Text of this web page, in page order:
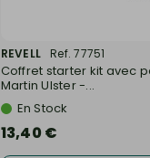
REVELL Ref. 77751
Coffret starter kit avec
Martin Ulster -...
En Stock
13,40 €